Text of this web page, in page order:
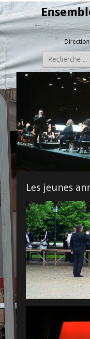
Rechercher :
Les jeunes